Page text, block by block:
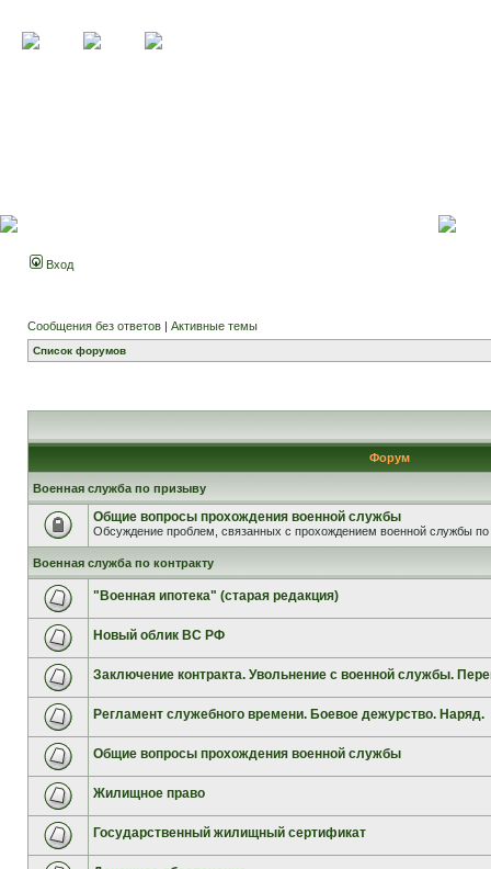
Вход
Сообщения без ответов | Активные темы
Список форумов
Форум
Военная служба по призыву
Общие вопросы прохождения военной службы
Обсуждение проблем, связанных с прохождением военной службы по
Военная служба по контракту
"Военная ипотека" (старая редакция)
Новый облик ВС РФ
Заключение контракта. Увольнение с военной службы.
Регламент служебного времени. Боевое дежурство. Наряд.
Общие вопросы прохождения военной службы
Жилищное право
Государственный жилищный сертификат